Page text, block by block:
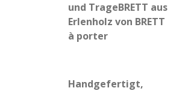
und TrageBRETT aus
Erlenholz von BRETT
à porter
Handgefertigt,